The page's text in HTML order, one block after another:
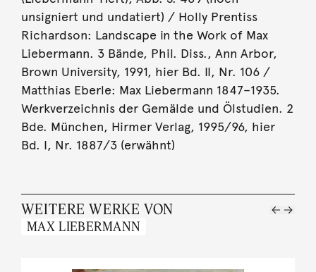
unsigniert und undatiert) / Holly Prentiss
Richardson: Landscape in the Work of Max
Liebermann. 3 Bände, Phil. Diss., Ann Arbor,
Brown University, 1991, hier Bd. II, Nr. 106 /
Matthias Eberle: Max Liebermann 1847–1935.
Werkverzeichnis der Gemälde und Ölstudien. 2
Bde. München, Hirmer Verlag, 1995/96, hier
Bd. I, Nr. 1887/3 (erwähnt)
WEITERE WERKE VON
MAX LIEBERMANN